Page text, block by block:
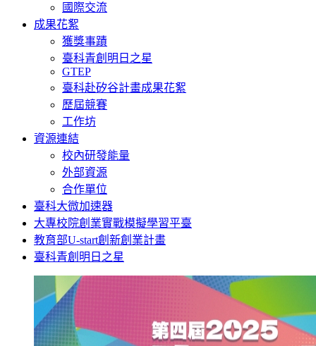
國際交流
成果花絮
獲獎事蹟
臺科青創明日之星
GTEP
臺科赴矽谷計畫成果花絮
歷屆競賽
工作坊
資源連結
校內研發能量
外部資源
合作單位
臺科大微加速器
大專校院創業實戰模擬學習平臺
教育部U-start創新創業計畫
臺科青創明日之星